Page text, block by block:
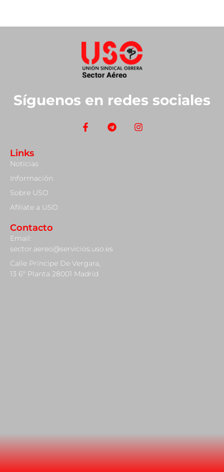
Síguenos en redes sociales
Links
Noticias
Información
Sobre USO
Afiliate a USO
Contacto
Email:
sector.aereo@servicios.uso.es
Calle Príncipe De Vergara,
13 6º Planta 28001 Madrid